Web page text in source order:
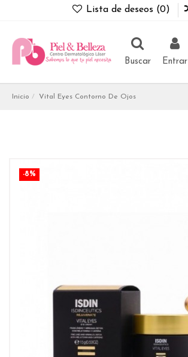
Lista de deseos (0)
Buscar Entrar
Inicio Vital Eyes Contorno De Ojos
-8%